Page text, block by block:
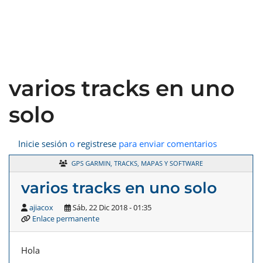
varios tracks en uno
solo
Inicie sesión o registrese para enviar comentarios
GPS GARMIN, TRACKS, MAPAS Y SOFTWARE
varios tracks en uno solo
ajiacox
Sáb, 22 Dic 2018 - 01:35
Enlace permanente
Hola